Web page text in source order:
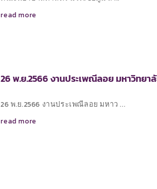
read more
26 พ.ย.2566 งานประเพณีลอย มหาวิทยา
26 พ.ย.2566 งานประเพณีลอย มหาว ...
read more